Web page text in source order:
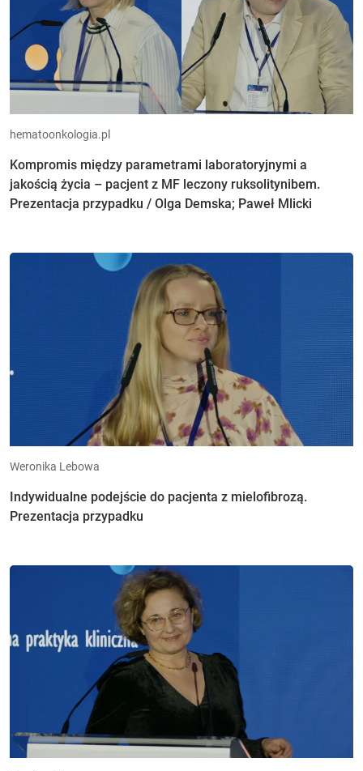
hematoonkologia.pl
Kompromis między parametrami laboratoryjnymi a
jakością życia – pacjent z MF leczony ruksolitynibem.
Prezentacja przypadku / Olga Demska; Paweł Mlicki
Weronika Lebowa
Indywidualne podejście do pacjenta z mielofibrozą.
Prezentacja przypadku